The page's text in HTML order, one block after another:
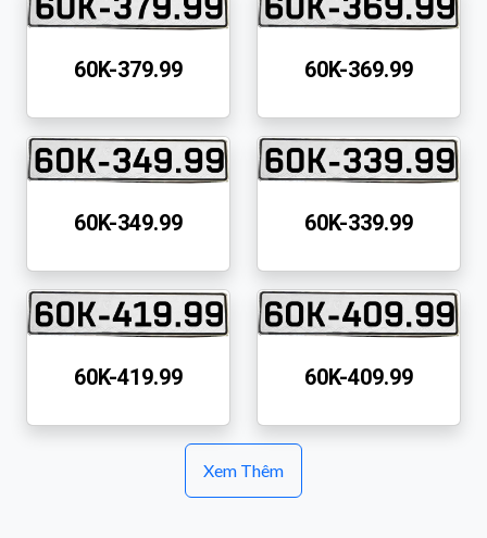
60K-379.99 60K-369.99
60K-349.99 60K-339.99
60K-419.99 60K-409.99
Xem Thêm